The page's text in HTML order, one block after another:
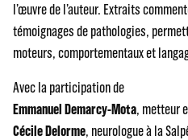
l’œuvre de l’auteur. Extraits
témoignages de pathologies,
moteurs, comportementaux et
Avec la participation de
Emmanuel Demarcy-Mota, metteur
Cécile Delorme, neurologue à la